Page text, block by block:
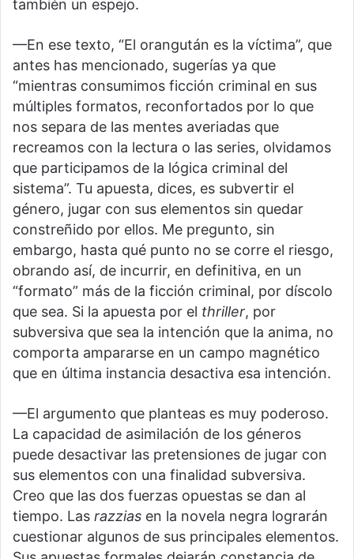
también un espejo.
—En ese texto, “El orangután es la víctima”, que
antes has mencionado, sugerías ya que
“mientras consumimos ficción criminal en sus
múltiples formatos, reconfortados por lo que
nos separa de las mentes averiadas que
recreamos con la lectura o las series, olvidamos
que participamos de la lógica criminal del
sistema”. Tu apuesta, dices, es subvertir el
género, jugar con sus elementos sin quedar
constreñido por ellos. Me pregunto, sin
embargo, hasta qué punto no se corre el riesgo,
obrando así, de incurrir, en definitiva, en un
“formato” más de la ficción criminal, por díscolo
que sea. Si la apuesta por el thriller, por
subversiva que sea la intención que la anima, no
comporta ampararse en un campo magnético
que en última instancia desactiva esa intención.
—El argumento que planteas es muy poderoso.
La capacidad de asimilación de los géneros
puede desactivar las pretensiones de jugar con
sus elementos con una finalidad subversiva.
Creo que las dos fuerzas opuestas se dan al
tiempo. Las razzias en la novela negra lograrán
cuestionar algunos de sus principales elementos.